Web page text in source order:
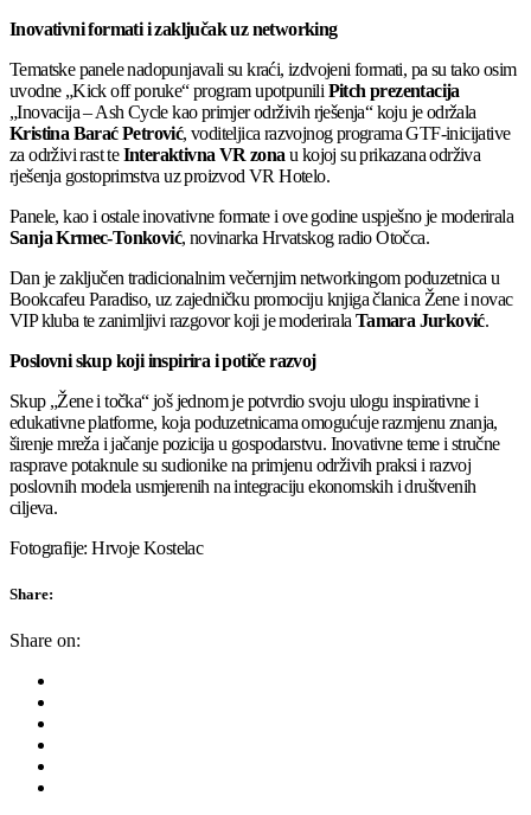
Inovativni formati i zaključak uz networking
Tematske panele nadopunjavali su kraći, izdvojeni formati, pa su tako osim
uvodne „Kick off poruke“ program upotpunili Pitch prezentacija
„Inovacija – Ash Cycle kao primjer održivih rješenja“ koju je održala
Kristina Barać Petrović, voditeljica razvojnog programa GTF-inicijative
za održivi rast teInteraktivna VR zona u kojoj su prikazana održiva
rješenja gostoprimstva uz proizvod VR Hotelo.
Panele, kao i ostale inovativne formate i ove godine uspješno je moderirala
Sanja Krmec-Tonković, novinarka Hrvatskog radio Otočca.
Dan je zaključen tradicionalnim večernjim networkingom poduzetnica u
Bookcafeu Paradiso, uz zajedničku promociju knjiga članica Žene i novac
VIP kluba te zanimljivi razgovor koji je moderirala Tamara Jurković.
Poslovni skup koji inspirira i potiče razvoj
Skup „Žene i točka“ još jednom je potvrdio svoju ulogu inspirativne i
edukativne platforme, koja poduzetnicama omogućuje razmjenu znanja,
širenje mreža i jačanje pozicija u gospodarstvu. Inovativne teme i stručne
rasprave potaknule su sudionike na primjenu održivih praksi i razvoj
poslovnih modela usmjerenih na integraciju ekonomskih i društvenih
ciljeva.
Fotografije: Hrvoje Kostelac
Share:
Share on: